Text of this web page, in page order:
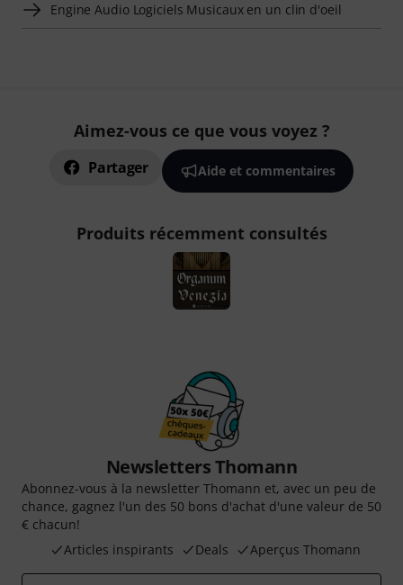
Engine Audio Logiciels Musicaux en un clin d'oeil
Aimez-vous ce que vous voyez ?
Partager Aide et commentaires
Produits récemment consultés
Newsletters Thomann
Abonnez-vous à la newsletter Thomann et, avec un peu de
chance, gagnez l'un des 50 bons d'achat d'une valeur de 50
€ chacun!
Articles inspirants
Deals Aperçus Thomann